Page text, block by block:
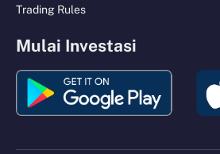
Trading Rules
Mulai Investasi